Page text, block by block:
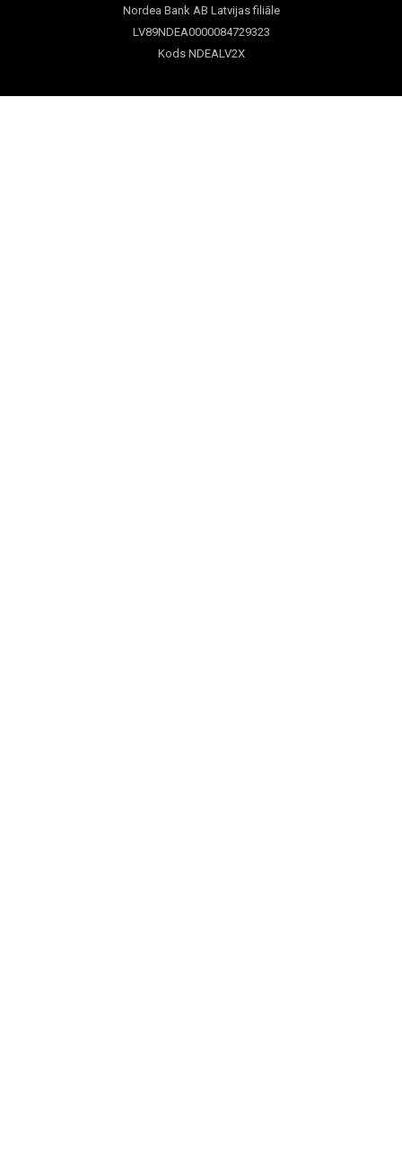
Nordea Bank AB Latvijas filiāle
LV89NDEA0000084729323
Kods NDEALV2X